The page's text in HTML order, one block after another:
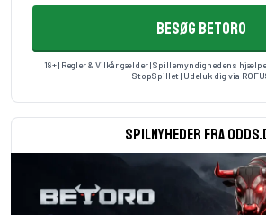
BESØG BETORO
18+ | Regler & Vilkår gælder | Spillemyndighedens
StopSpillet | Udeluk dig via
Spilnyheder fra